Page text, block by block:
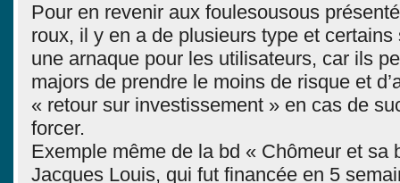
Pour en revenir aux foulesousous
roux, il y en a de plusieurs type et
une arnaque pour les utilisateurs, car ils
majors de prendre le moins de risque et
« retour sur investissement » en cas de
forcer.
Exemple même de la bd « Chômeur et sa
Jacques Louis, qui fut financée en 5